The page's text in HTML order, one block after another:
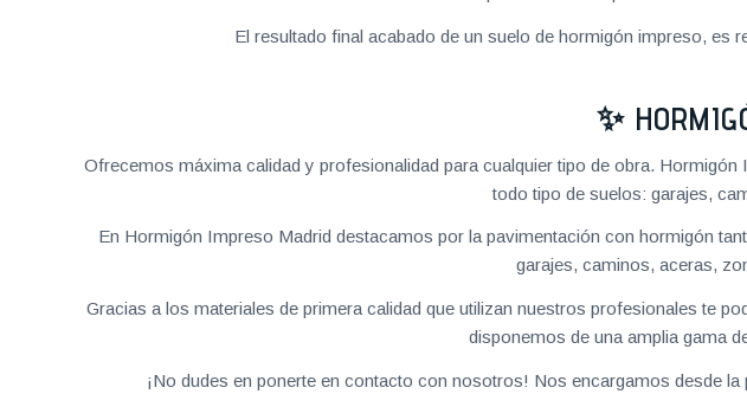
El resultado final acabado de un suelo de hormigón impreso, es
✨
Ofrecemos máxima calidad y profesionalidad para cualquier tipo de obra.
todo tipo de suelos: garajes,
En Hormigón Impreso Madrid destacamos por la pavimentación con hormigón
garajes, caminos, aceras,
Gracias a los materiales de primera calidad que utilizan nuestros profesionales te
disponemos de una amplia gama
¡No dudes en ponerte en contacto con nosotros! Nos encargamos desde